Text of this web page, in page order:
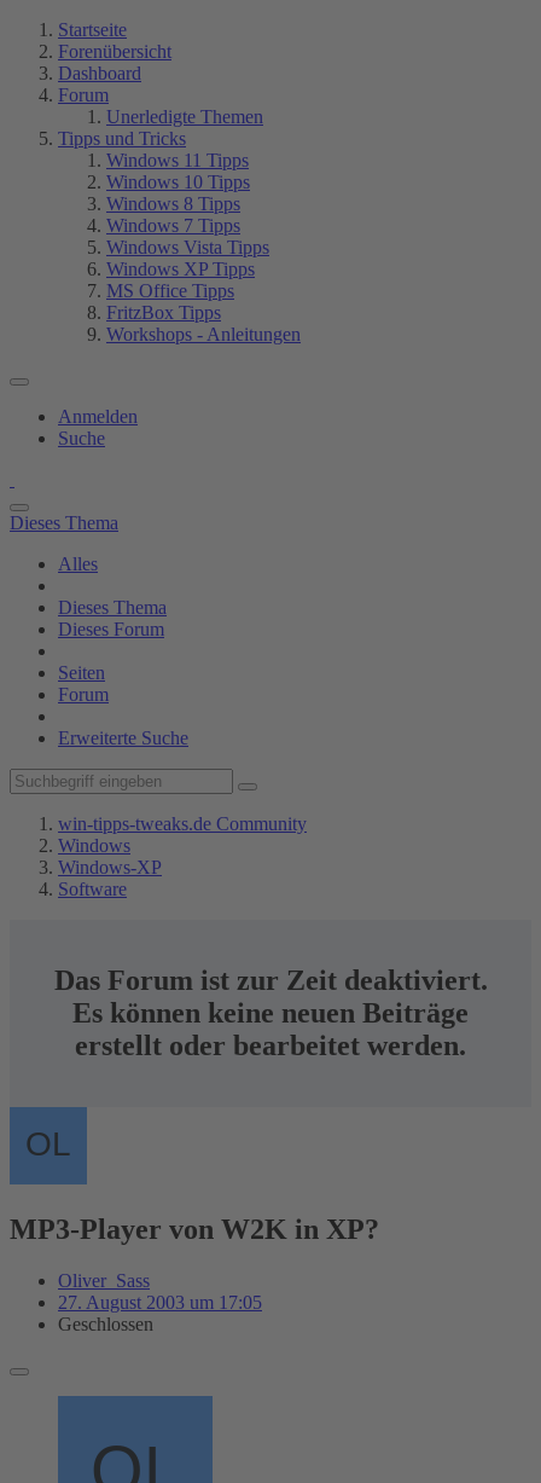
Startseite
Forenübersicht
Dashboard
Forum
Unerledigte Themen
Tipps und Tricks
Windows 11 Tipps
Windows 10 Tipps
Windows 8 Tipps
Windows 7 Tipps
Windows Vista Tipps
Windows XP Tipps
MS Office Tipps
FritzBox Tipps
Workshops - Anleitungen
Anmelden
Suche
Dieses Thema
Alles
Dieses Thema
Dieses Forum
Seiten
Forum
Erweiterte Suche
win-tipps-tweaks.de Community
Windows
Windows-XP
Software
Das Forum ist zur Zeit deaktiviert.
Es können keine neuen Beiträge
erstellt oder bearbeitet werden.
MP3-Player von W2K in XP?
Oliver_Sass
27. August 2003 um 17:05
Geschlossen